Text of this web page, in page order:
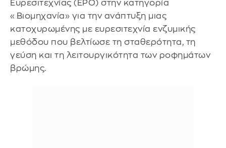
Ευρεσιτεχνίας (EPO) στην κατηγορία
«Βιομηχανία» για την ανάπτυξη μιας
κατοχυρωμένης με ευρεσιτεχνία ενζυμικής
μεθόδου που βελτίωσε τη σταθερότητα, τη
γεύση και τη λειτουργικότητα των ροφημάτων
βρώμης.